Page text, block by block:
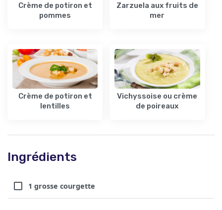
Crème de potiron et
pommes
Zarzuela aux fruits de
mer
Crème de potiron et
lentilles
Vichyssoise ou crème
de poireaux
Ingrédients
1 grosse courgette